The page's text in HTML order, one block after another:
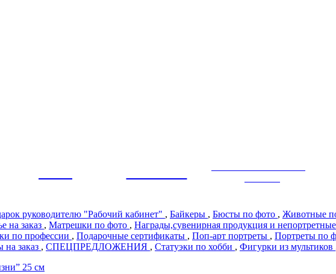
руководителю "Рабочий кабинет" , Байкеры , Бюсты по фото , Животные
на заказ , Матрешки по фото , Награды,сувенирная продукция и непортретные
по профеcсии , Подарочные сертификаты , Поп-арт портреты , Портреты по
на заказ , СПЕЦПРЕДЛОЖЕНИЯ , Статуэки по хобби , Фигурки из мультиков
25 см